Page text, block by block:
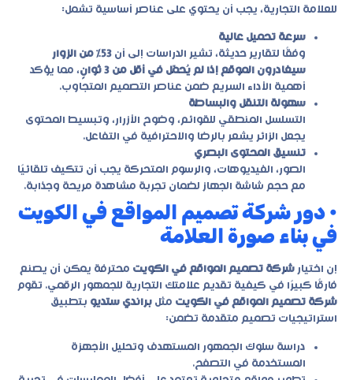
للعلامة التجارية، يجب أن يحتوي على عناصر أساسية تشمل:
سرعة تحميل عالية
وفقًا لتقارير حديثة، تشير الدراسات إلى أن
53% من الزوار
سيغادرون الموقع إذا لم يُحمّل في أقل من 3 ثوانٍ
، مما يؤكد
أهمية الأداء السريع ضمن عناصر التصميم المتجاوب.
سهولة التنقل والبساطة
التسلسل المنطقي للقوائم، وضوح الأزرار، وتبسيط المحتوى
يجعل الزائر يشعر بالرضا والاحترافية في التفاعل.
تنسيق المحتوى البصري
الصور، الفيديوهات، والرسوم المتحركة يجب أن تتكيف تلقائيًا
مع حجم شاشة الجهاز لضمان تجربة مشاهدة مريحة وجذابة.
• دور شركة تصميم المواقع في الكويت
في بناء صورة العلامة
إن اختيار شركة تصميم المواقع في الكويت محترفة يمكن أن يصنع
فارقًا كبيرًا في كيفية تقديم علامتك التجارية للجمهور الرقمي. تقوم
شركة تصميم المواقع في الكويت مثل براندي ستديو بتطبيق
استراتيجيات تصميم متقدمة تضمن:
دراسة سلوك الجمهور المستهدف وتحليل الأجهزة
المستخدمة في التصفح.